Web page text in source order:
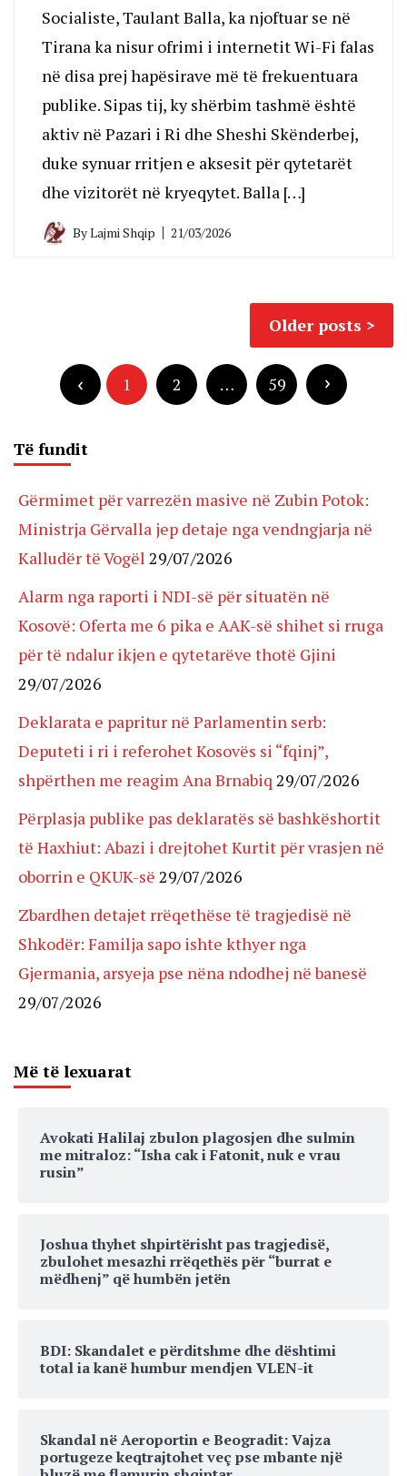
Socialiste, Taulant Balla, ka njoftuar se në
Tirana ka nisur ofrimi i internetit Wi-Fi falas
në disa prej hapësirave më të frekuentuara
publike. Sipas tij, ky shërbim tashmë është
aktiv në Pazari i Ri dhe Sheshi Skënderbej,
duke synuar rritjen e aksesit për qytetarët
dhe vizitorët në kryeqytet. Balla […]
ByLajmi Shqip 21/03/2026
Older posts
pagination
1 2 … 59
Të fundit
Gërmimet për varrezën masive në Zubin Potok:
Ministrja Gërvalla jep detaje nga vendngjarja në
Kalludër të Vogël 29/07/2026
Alarm nga raporti i NDI-së për situatën në
Kosovë: Oferta me 6 pika e AAK-së shihet si rruga
për të ndalur ikjen e qytetarëve thotë Gjini
29/07/2026
Deklarata e papritur në Parlamentin serb:
Deputeti i ri i referohet Kosovës si “fqinj”,
shpërthen me reagim Ana Brnabiq 29/07/2026
Përplasja publike pas deklaratës së bashkëshortit
të Haxhiut: Abazi i drejtohet Kurtit për vrasjen në
oborrin e QKUK-së 29/07/2026
Zbardhen detajet rrëqethëse të tragjedisë në
Shkodër: Familja sapo ishte kthyer nga
Gjermania, arsyeja pse nëna ndodhej në banesë
29/07/2026
Më të lexuarat
Avokati Halilaj zbulon plagosjen dhe sulmin
me mitraloz: “Isha cak i Fatonit, nuk e vrau
rusin”
Joshua thyhet shpirtërisht pas tragjedisë,
zbulohet mesazhi rrëqethës për “burrat e
mëdhenj” që humbën jetën
BDI: Skandalet e përditshme dhe dështimi
total ia kanë humbur mendjen VLEN-it
Skandal në Aeroportin e Beogradit: Vajza
portugeze keqtrajtohet veç pse mbante një